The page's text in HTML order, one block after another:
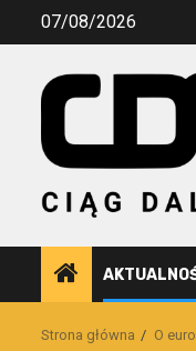
Przejdź07/08/2026
Strona główna O